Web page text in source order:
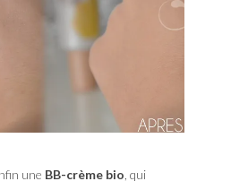
une BB-crème bio , qui